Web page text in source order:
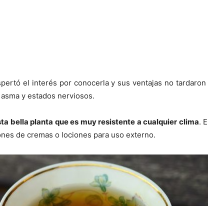
el interés por conocerla y sus ventajas no
y estados nerviosos.
bella planta que es muy resistente a cualquier clima.
de cremas o lociones para uso externo.